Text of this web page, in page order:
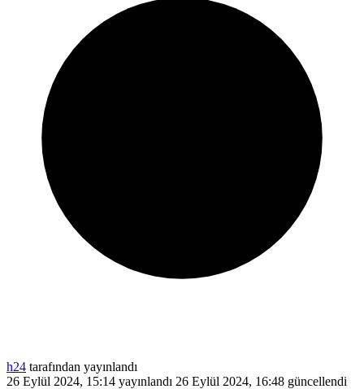
h24 tarafından yayınlandı
26 Eylül 2024, 15:14 yayınlandı 26 Eylül 2024, 16:48 güncellendi